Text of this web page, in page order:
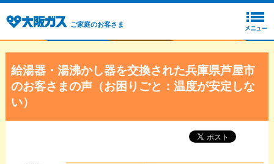
ご家庭のお客さま
給湯器・湯沸かし器を交換された兵庫県芦屋市
のお客さまの声（お困りごと：温度が安定しな
い）